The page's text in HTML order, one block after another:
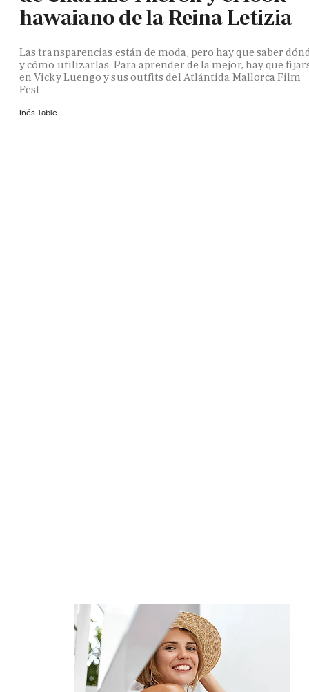
hawaiano de la Reina Letizia
Las transparencias están de moda, pero hay que saber
y cómo utilizarlas. Para aprender de la mejor, hay que
en Vicky Luengo y sus outfits del Atlántida Mallorca Film
Fest
Inés Table